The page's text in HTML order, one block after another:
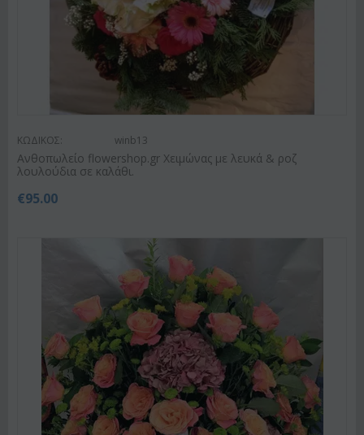
ΚΩΔΙΚΟΣ: winb13
Ανθοπωλείο flowershop.gr Χειμώνας με λευκά & ροζ
λουλούδια σε καλάθι.
€95.00